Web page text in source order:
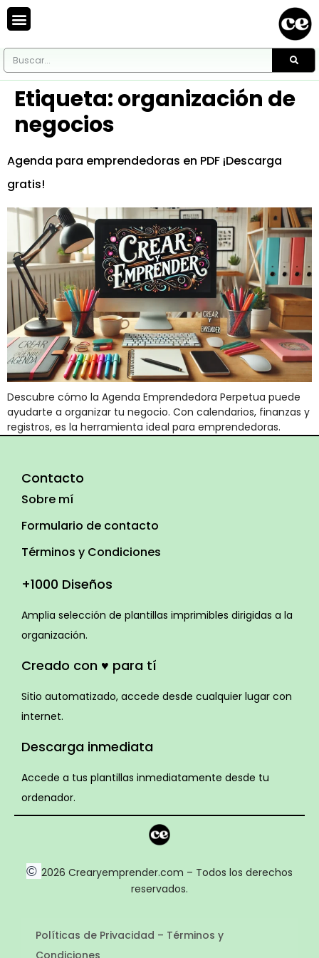
Etiqueta:organización de
negocios
Agenda para emprendedoras en PDF ¡Descarga
gratis!
Descubre cómo la Agenda Emprendedora Perpetua puede
ayudarte a organizar tu negocio. Con calendarios, finanzas y
registros, es la herramienta ideal para emprendedoras.
Contacto
Sobre mí
Formulario de contacto
Términos y Condiciones
+1000 Diseños
Amplia selección de plantillas imprimibles dirigidas a la
organización.
Creado con ♥ para tí
Sitio automatizado, accede desde cualquier lugar con
internet.
Descarga inmediata
Accede a tus plantillas inmediatamente desde tu
ordenador.
© 2026 Crearyemprender.com – Todos los derechos
reservados.
Políticas de Privacidad – Términos y
Condiciones